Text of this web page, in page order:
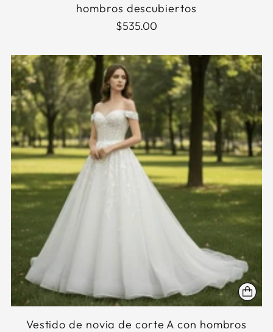
hombros descubiertos
$535.00
Vestido de novia de corte A con hombros